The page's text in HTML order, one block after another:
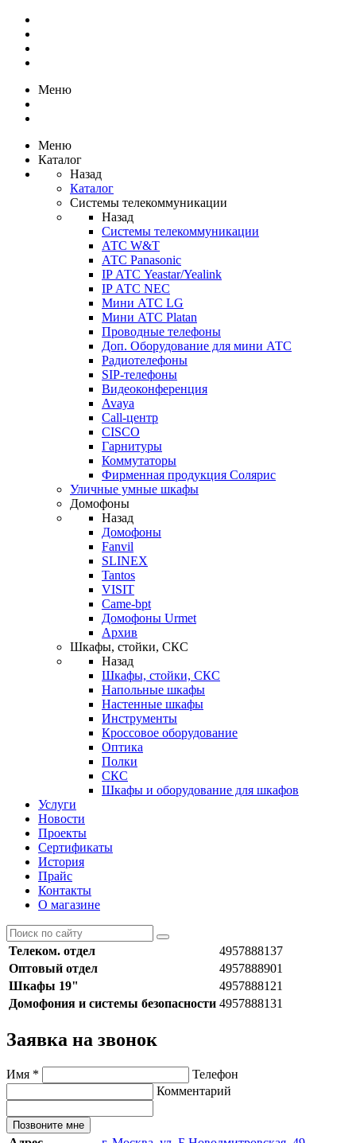
Меню
Меню
Каталог
Назад
Каталог
Системы телекоммуникации
Назад
Системы телекоммуникации
АТС W&T
АТС Panasonic
IP АТС Yeastar/Yealink
IP АТС NEC
Мини АТС LG
Мини АТС Platan
Проводные телефоны
Доп. Оборудование для мини АТС
Радиотелефоны
SIP-телефоны
Видеоконференция
Avaya
Call-центр
CISCO
Гарнитуры
Коммутаторы
Фирменная продукция Солярис
Уличные умные шкафы
Домофоны
Назад
Домофоны
Fanvil
SLINEX
Tantos
VISIT
Came-bpt
Домофоны Urmet
Архив
Шкафы, стойки, СКС
Назад
Шкафы, стойки, СКС
Напольные шкафы
Настенные шкафы
Инструменты
Кроссовое оборудование
Оптика
Полки
СКС
Шкафы и оборудование для шкафов
Услуги
Новости
Проекты
Сертификаты
История
Прайс
Контакты
О магазине
Телеком. отдел
4957888137
Оптовый отдел
4957888901
Шкафы 19"
4957888121
Домофония и системы безопасности 4957888131
Заявка на звонок
Имя *
Телефон
Комментарий
Позвоните мне